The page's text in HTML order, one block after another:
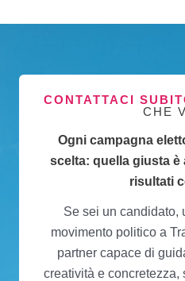
CONTATTACI
CHE
Ogni campagna
scelta: quella giusta
risultati
Se sei un candidato,
movimento politico a
partner capace di
creatività e concretezza,